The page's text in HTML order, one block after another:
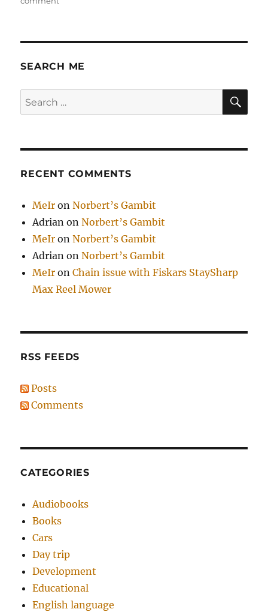
SEARCH ME
Search
for:
RECENT COMMENTS
MeIr onNorbert’s Gambit
Adrian onNorbert’s Gambit
MeIr onNorbert’s Gambit
Adrian onNorbert’s Gambit
MeIr onChain issue with Fiskars StaySharp
Max Reel Mower
RSS FEEDS
Posts
Comments
CATEGORIES
Audiobooks
Books
Cars
Day trip
Development
Educational
English language